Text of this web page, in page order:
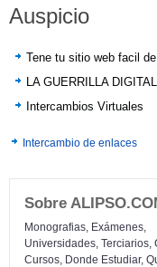
Auspicio
Tene tu sitio web facil
LA GUERRILLA DIGITAL
Intercambios Virtuales
Intercambio de enlaces
Sobre
Monografias, Exámenes,
Universidades, Terciarios,
Cursos, Donde Estudiar,